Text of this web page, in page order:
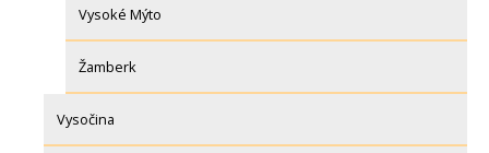
Vysoké Mýto
Žamberk
Vysočina